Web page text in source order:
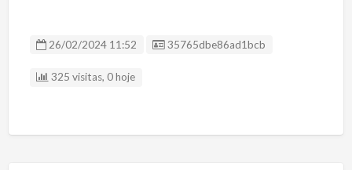
26/02/2024 11:52 ID Anúncio
35765dbe86ad1bcb
325 visitas, 0 hoje